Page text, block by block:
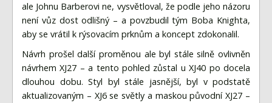
ale Johnu Barberovi ne, vysvětloval, že podle jeho názoru
není vůz dost odlišný – a povzbudil tým Boba Knighta,
aby se vrátil k rýsovacím prknům a koncept zdokonalil.
Návrh prošel další proměnou ale byl stále silně ovlivněn
návrhem XJ27 – a tento pohled zůstal u XJ40 po docela
dlouhou dobu. Styl byl stále jasnější, byl v podstatě
aktualizovaným – XJ6 se světly a maskou původní XJ27 –